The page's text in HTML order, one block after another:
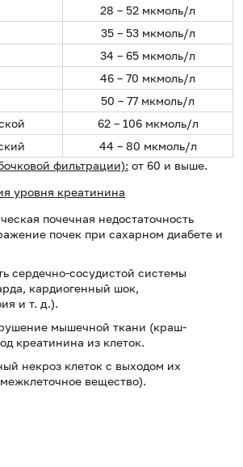
28 – 52 мкмоль/л
35 – 53 мкмоль/л
34 – 65 мкмоль/л
46 – 70 мкмоль/л
50 – 77 мкмоль/л
62 – 106 мкмоль/л
44 – 80 мкмоль/л
фильтрации): от 60 и выше.
уровня креатинина
почечная недостаточность
почек при сахарном диабете и
сердечно-сосудистой системы
кардиогенный шок,
и т. д.).
мышечной ткани (краш-
креатинина из клеток.
некроз клеток с выходом их
вещество).